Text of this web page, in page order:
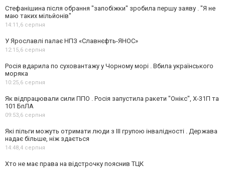
Стефанішина після обрання "запобіжки" зробила першу заяву . "Я не
маю таких мільйонів"
14:11,6 серпня
У Ярославлі палає НПЗ «Славнєфть-ЯНОС»
12:15,6 серпня
Росія вдарила по суховантажу у Чорному морі . Вбила українського
моряка
10:25,6 серпня
Як відпрацювали сили ППО . Росія запустила ракети "Онікс", Х-31П та
101 БпЛА
09:53,6 серпня
Які пільги можуть отримати люди з III групою інвалідності . Держава
надає більше, ніж здається
14:48,4 серпня
Хто не має права на відстрочку пояснив ТЦК